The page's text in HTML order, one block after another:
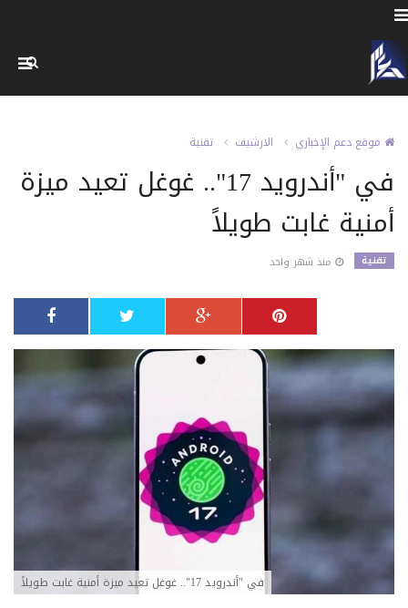
موقع دعم الإخباري الارشيف تقنية
في "أندرويد 17".. غوغل تعيد ميزة
أمنية غابت طويلاً
تقنية منذ شهر واحد
في "أندرويد 17".. غوغل تعيد ميزة أمنية غابت طويلاً